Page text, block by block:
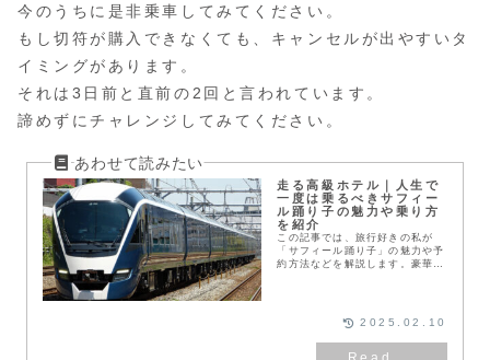
今のうちに是非乗車してみてください。
もし切符が購入できなくても、キャンセルが出やすいタ
イミングがあります。
それは3日前と直前の2回と言われています。
諦めずにチャレンジしてみてください。
走る高級ホテル｜人生で
一度は乗るべきサフィー
ル踊り子の魅力や乗り方
を紹介
この記事では、旅行好きの私が
「サフィール踊り子」の魅力や予
約方法などを解説します。豪華な
2025.02.10